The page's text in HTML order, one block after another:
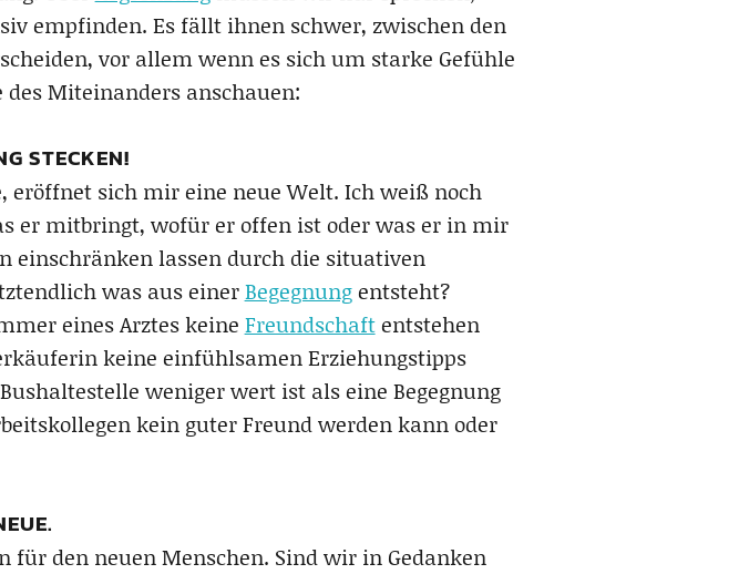
empfinden. Es fällt ihnen schwer, zwischen den
vor allem wenn es sich um starke Gefühle
Miteinanders anschauen:
STECKEN!
eröffnet sich mir eine neue Welt. Ich weiß noch
er mitbringt, wofür er offen ist oder was er in mir
einschränken lassen durch die situativen
was aus einerBegegnungentsteht?
eines Arztes keine Freundschaftentstehen
keine einfühlsamen Erziehungstipps
weniger wert ist als eine Begegnung
kein guter Freund werden kann oder
für den neuen Menschen. Sind wir in Gedanken